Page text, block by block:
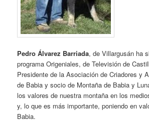
Pedro Álvarez Barriada, de Villargusán ha
programa Origeniales, de Televisión de
Presidente de la Asociación de Criadores y
de Babia y socio de Montaña de Babia y
los valores de nuestra montaña en los
y, lo que es más importante, poniendo en
Babia.